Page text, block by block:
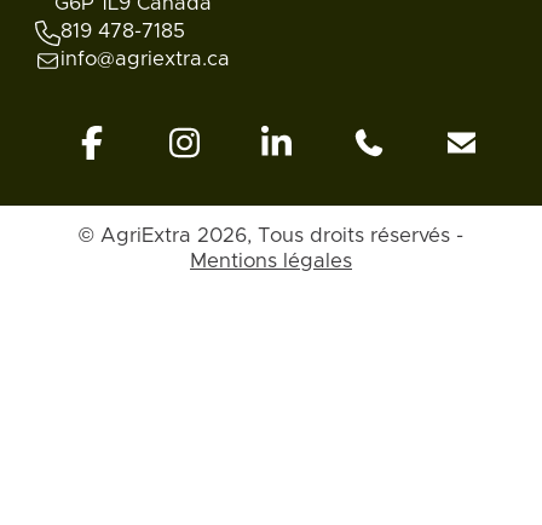
819 478-7185
info@agriextra.ca
© AgriExtra 2026, Tous droits réservés -
Mentions légales